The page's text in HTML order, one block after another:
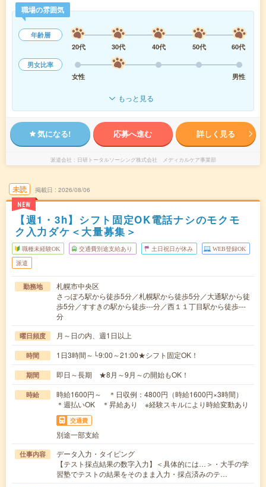
職場の雰囲気
年齢層
20代
30代 40代 50代
60代
男女比率
女性
男性
もっと見る
気になる! 応募へ進む 詳しく見る
派遣会社 日研トータルソーシング株式会社 メディカルケア事業部
未読
NEW
掲載日 2026/08/06
【週1・3h】シフト固定OK電話ナシのモクモ
ク入力ダケ＜大量募集＞
職種未経験OK 交通費別途支給あり 土日祝日が休み WEB登録OK
派遣
勤務地
札幌市中央区
さっぽろ駅から徒歩5分／札幌駅から徒歩5分／大通駅から徒
歩5分／すすきの駅から徒歩---分／西１１丁目駅から徒歩---
分
曜日頻度 月～日の内、週1日以上
時間 1日3時間～└9:00～21:00★シフト固定OK！
期間 即日～長期 ★8月～9月～の開始もOK！
時給
時給1600円～ ＊日収例：4800円（時給1600円×3時間）
＊週払いOK ＊昇給あり ※経験スキルにより時給変動あり
交通費
別途一部支給
仕事内容
データ入力・タイピング
【テスト採点結果の数字入力】＜具体的には…＞・大手の学
習塾でテストの結果をそのまま入力・採点済みのテ…